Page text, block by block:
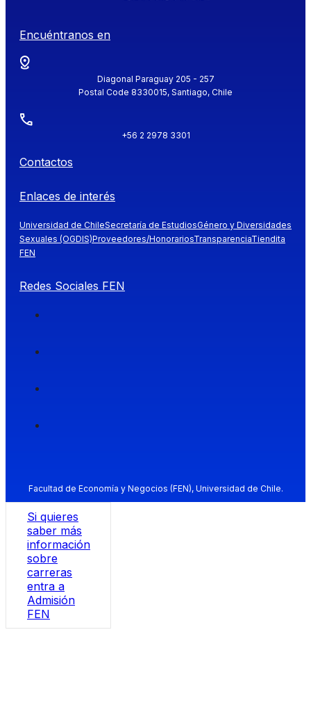
Encuéntranos en
Diagonal Paraguay 205 - 257
Postal Code 8330015, Santiago, Chile
+56 2 2978 3301
Contactos
Enlaces de interés
Universidad de ChileSecretaría de EstudiosGénero y Diversidades
Sexuales (OGDIS)Proveedores/HonorariosTransparenciaTiendita
FEN
Redes Sociales FEN
Facultad de Economía y Negocios (FEN), Universidad de Chile.
Si quieres
saber más
información
sobre
carreras
entra a
Admisión
FEN